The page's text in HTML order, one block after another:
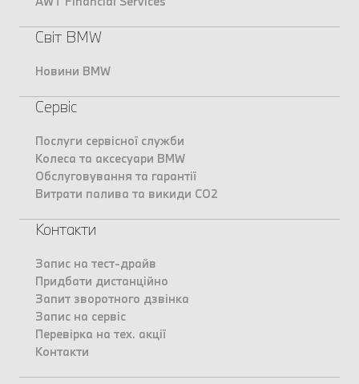
Світ BMW
Новини BMW
Сервіс
Послуги сервісної служби
Колеса та аксесуари BMW
Обслуговування та гарантії
Витрати палива та викиди CO2
Контакти
Запис на тест-драйв
Придбати дистанційно
Запит зворотного дзвінка
Запис на сервіс
Перевірка на тех. акції
Контакти